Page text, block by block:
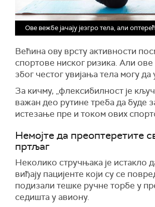
Ове вежбе јачају језгро тела, али
Већина ову врсту активности
спортове ниског ризика. Али ове
због честог увијања тела могу да
За кичму, „флексибилност је
важан део рутине треба да буде
истезање пре и током ових
Немојте да преоптеретите
пртљаг
Неколико стручњака је истакло
виђају пацијенте који су се
подизали тешке ручне торбе у
седишта у авиону.